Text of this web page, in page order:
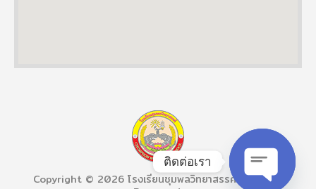
Copyright © 2026 โรงเรียนชุมพลวิทยาสรรค์ All Right
ติดต่อเรา